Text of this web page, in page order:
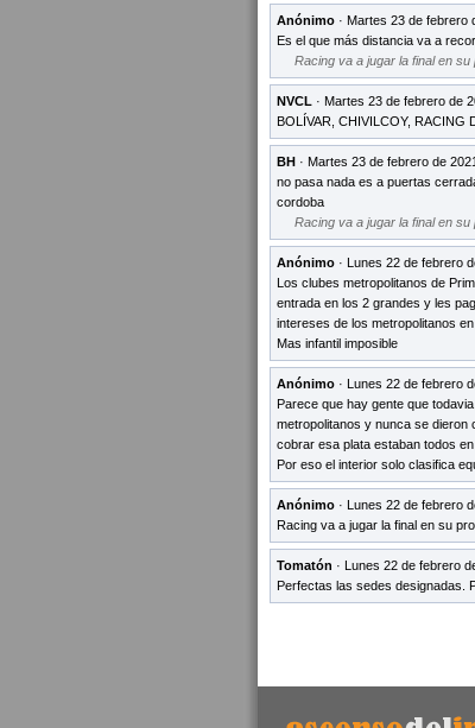
Anónimo · Martes 23 de febrero
Es el que más distancia va a
Racing va a jugar la final en
NVCL · Martes 23 de febrero de
BOLÍVAR, CHIVILCOY, RACING
BH · Martes 23 de febrero de
no pasa nada es a puertas
cordoba
Racing va a jugar la final en
Anónimo · Lunes 22 de febrero
Los clubes metropolitanos de
entrada en los 2 grandes y les
intereses de los metropolitanos
Mas infantil imposible
Anónimo · Lunes 22 de febrero
Parece que hay gente que
metropolitanos y nunca se dieron
cobrar esa plata estaban todos
Por eso el interior solo clasifica
Anónimo · Lunes 22 de febrero
Racing va a jugar la final en su
Tomatón · Lunes 22 de febrero
Perfectas las sedes designadas.